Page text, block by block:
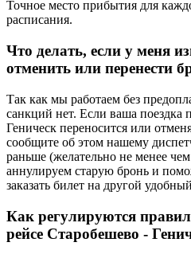
Точное место прибытия для
расписания.
Что делать, если у меня
отменить или перенести
Так как мы работаем без
санкций нет. Если ваша
Геническ переносится или
сообщите об этом нашему
раньше (желательно не менее
аннулируем старую бронь и
заказать билет на другой
Как регулируются
рейсе Старобешево -